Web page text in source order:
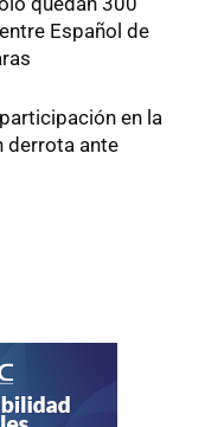
Español de
en la
derrota ante